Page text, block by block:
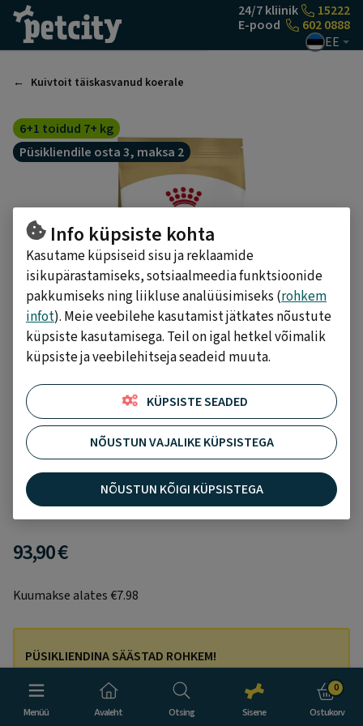
24/7 kliinik
15222
E-pood
602 0888
EE
Menüü Avaleht Otsing Sisene
0
Ostukorv
Kuivtoit täiskasvanud koerale
6+1 toidud 7+ kg
Püsikliendile osta 3, maksa 2
Royal Canin kuivtoit saksa lambakoertele 11 kg
Pole ühtegi hinnangut Lisa soovikorvi
93,90 €
Kuumakse alates €7.98
PÜSIKLIENDINA SÄÄSTAD ROHKEM!
Info küpsiste kohta
Kasutame küpsiseid sisu ja reklaamide
isikupärastamiseks, sotsiaalmeedia funktsioonide
pakkumiseks ning liikluse analüüsimiseks (rohkem
infot). Meie veebilehe kasutamist jätkates nõustute
küpsiste kasutamisega. Teil on igal hetkel võimalik
küpsiste ja veebilehitseja seadeid muuta.
KÜPSISTE SEADED
NÕUSTUN VAJALIKE KÜPSISTEGA
NÕUSTUN KÕIGI KÜPSISTEGA